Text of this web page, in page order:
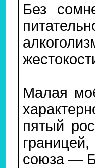
Без
Малая
пятый
союза —